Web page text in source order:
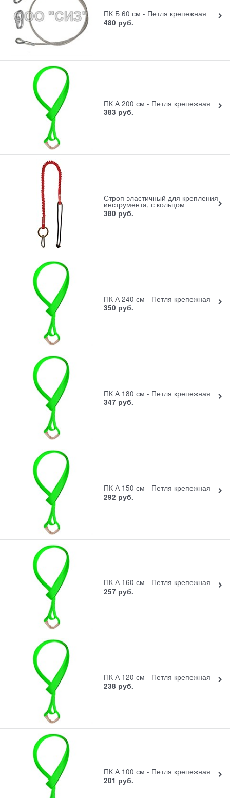
ПК Б 60 см - Петля крепежная
480 руб.
ПК А 200 см - Петля крепежная
383 руб.
Строп эластичный для крепления
инструмента, с кольцом
380 руб.
ПК А 240 см - Петля крепежная
350 руб.
ПК А 180 см - Петля крепежная
347 руб.
ПК А 150 см - Петля крепежная
292 руб.
ПК А 160 см - Петля крепежная
257 руб.
ПК А 120 см - Петля крепежная
238 руб.
ПК А 100 см - Петля крепежная
201 руб.